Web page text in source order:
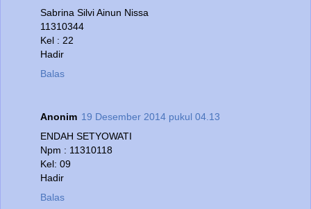
Sabrina Silvi Ainun Nissa
11310344
Kel : 22
Hadir
Balas
Anonim 19 Desember 2014 pukul 04.13
ENDAH SETYOWATI
Npm : 11310118
Kel: 09
Hadir
Balas